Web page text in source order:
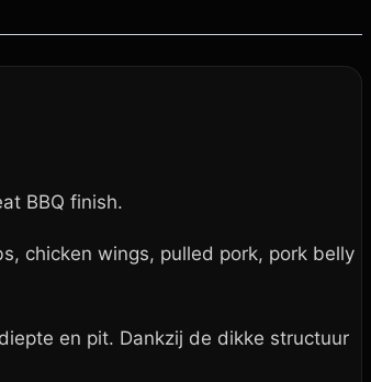
BBQ finish.
chicken wings, pulled pork, pork belly
en pit. Dankzij de dikke structuur